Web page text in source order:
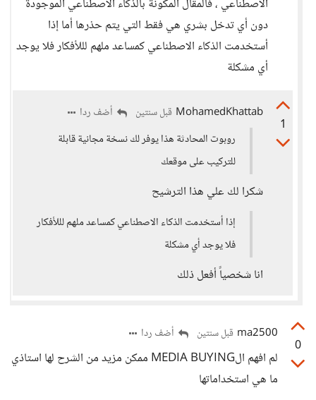
الاصطناعي ، فالمقال المكونة بالذكاء الاصطناعي الموجودة
دون أي تدخل بشري هي فقط التي يتم حذرها أما إذا
أستخدمت الذكاء الاصطناعي كمساعد ملهم لللأفكار فلا يوجد
أي مشكلة
1
MohamedKhattab قبل سنتين
أضف ردا
روبوت المحادثة هذا يوفر لك نسخة مجانية قابلة
للتركيب على موقعك
شكرا لك علي هذا الترشيح
إذا أستخدمت الذكاء الاصطناعي كمساعد ملهم لللأفكار
فلا يوجد أي مشكلة
انا شخصياً أفعل ذلك
0
ma2500 قبل سنتين أضف ردا
لم افهم الMEDIA BUYING ممكن مزيد من الشرح لها استاذي
ما هي استخداماتها